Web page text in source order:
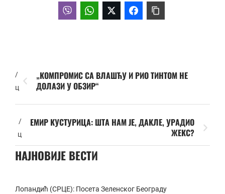
/
ц
„КОМПРОМИС СА ВЛАШЋУ И РИО ТИНТОМ НЕ
ДОЛАЗИ У ОБЗИР“
/
ц
ЕМИР КУСТУРИЦА: ШТА НАМ ЈЕ, ДАКЛЕ, УРАДИО
ЖЕКС?
НАЈНОВИЈЕ ВЕСТИ
Лопандић (СРЦЕ): Посета Зеленског Београду